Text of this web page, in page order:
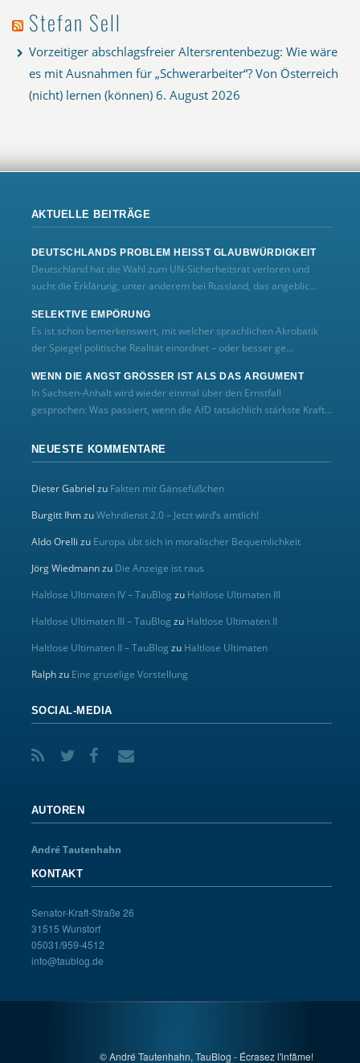
Stefan Sell
Vorzeitiger abschlagsfreier Altersrentenbezug: Wie wäre
es mit Ausnahmen für „Schwerarbeiter“? Von Österreich
(nicht) lernen (können) 6. August 2026
AKTUELLE BEITRÄGE
DEUTSCHLANDS PROBLEM HEISST GLAUBWÜRDIGKEIT
Deutschland hat die Wahl zum UN‑Sicherheitsrat verloren und
sucht die Erklärung, unter anderem bei Russland, das angeblic...
SELEKTIVE EMPÖRUNG
Es ist schon bemerkenswert, mit welcher sprachlichen Akrobatik
der Spiegel politische Realität einordnet – oder besser ge...
WENN DIE ANGST GRÖSSER IST ALS DAS ARGUMENT
In Sachsen-Anhalt wird wieder einmal über den Ernstfall
gesprochen: Was passiert, wenn die AfD tatsächlich stärkste Kraft...
NEUESTE KOMMENTARE
Dieter Gabriel zu Fakten mit Gänsefüßchen
Burgitt IhmzuWehrdienst 2.0 – Jetzt wird’s amtlich!
Aldo Orelli zu Europa übt sich in moralischer Bequemlichkeit
Jörg Wiedmannzu Die Anzeige ist raus
Haltlose Ultimaten IV – TauBlog zu Haltlose Ultimaten III
Haltlose Ultimaten III – TauBlog zu Haltlose Ultimaten II
Haltlose Ultimaten II – TauBlog zu Haltlose Ultimaten
Ralphzu Eine gruselige Vorstellung
SOCIAL-MEDIA
AUTOREN
André Tautenhahn
KONTAKT
Senator-Kraft-Straße 26
31515 Wunstorf
05031/959-4512
info@taublog.de
© André Tautenhahn, TauBlog - Écrasez l'infâme!